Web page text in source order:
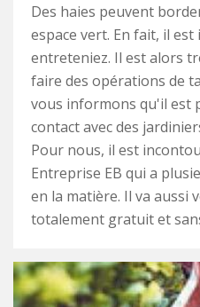
Des haies peuvent
espace vert. En fait, il
entreteniez. Il est alors
faire des opérations de
vous informons qu'il est
contact avec des
Pour nous, il est
Entreprise EB qui a
en la matière. Il va aussi
totalement gratuit et